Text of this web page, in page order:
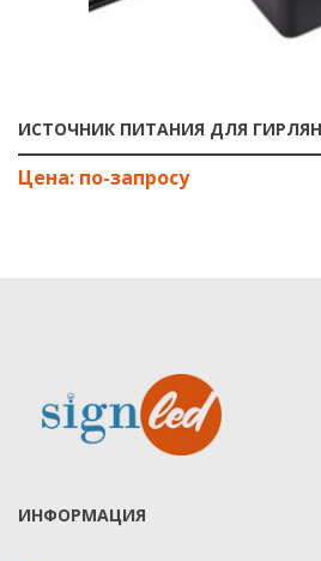
ИСТОЧНИК ПИТАНИЯ ДЛЯ
ИНФОРМАЦИЯ